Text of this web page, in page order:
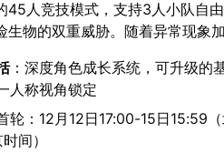
45人竞技模式，支持3人小队自
生物的双重威胁。随着异常现象
：深度角色成长系统，可升级的
人称视角锁定
轮：12月12日17:00-15日15:59
间）